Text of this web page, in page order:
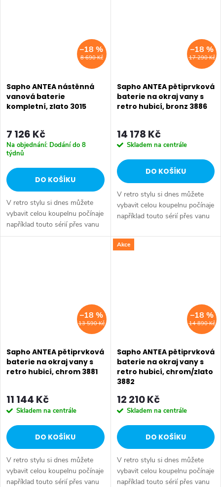
8 690 Kč
–18 %
Sapho ANTEA nástěnná
vanová baterie
kompletní, zlato 3015
7 126 Kč
Na objednání: Dodání do 8
týdnů
DO KOŠÍKU
V retro stylu si dnes můžete
vybavit celou koupelnu počínaje
například touto sérií přes vanu
Retro, doplňky Diamond až po
17 290 Kč
–18 %
Sapho ANTEA pětiprvková
baterie na okraj vany s
retro hubicí, bronz 3886
14 178 Kč
Skladem na centrále
DO KOŠÍKU
V retro stylu si dnes můžete
vybavit celou koupelnu počínaje
například touto sérií přes vanu
keramiku Retro nebo Classic.
Dojem starší patiny může...
13 590 Kč
–18 %
Sapho ANTEA pětiprvková
baterie na okraj vany s
retro hubicí, chrom 3881
11 144 Kč
Skladem na centrále
DO KOŠÍKU
V retro stylu si dnes můžete
vybavit celou koupelnu počínaje
například touto sérií přes vanu
Akce
14 890 Kč
–18 %
Sapho ANTEA pětiprvková
baterie na okraj vany s
retro hubicí, chrom/zlato
3882
12 210 Kč
Skladem na centrále
DO KOŠÍKU
V retro stylu si dnes můžete
vybavit celou koupelnu počínaje
například touto sérií přes vanu